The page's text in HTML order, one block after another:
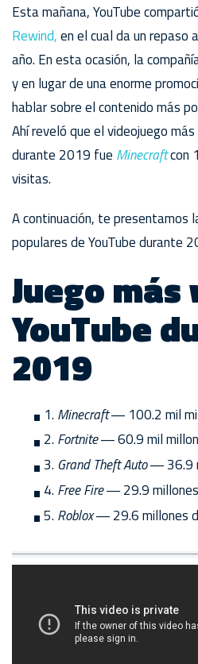
Esta mañana, YouTube
Rewind,en el cual da un repaso
año. En esta ocasión, la
y en lugar de una enorme
hablar sobre el contenido más
Ahí reveló que el videojuego
durante 2019 fue Minecraftcon
visitas.
A continuación, te presentamos
populares de YouTube durante
Juego
YouTube
2019
1. Minecraft― 100.2 mil
2. Fortnite― 60.9 mil
3. Grand Theft Auto― 36.9
4. Free Fire― 29.9
5. Roblox― 29.6 millones